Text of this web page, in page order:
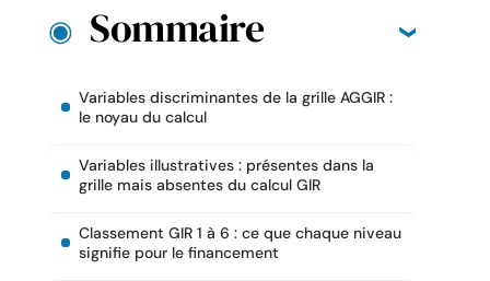
Sommaire
Variables discriminantes de la grille AGGIR :
le noyau du calcul
Variables illustratives : présentes dans la
grille mais absentes du calcul GIR
Classement GIR 1 à 6 : ce que chaque niveau
signifie pour le financement